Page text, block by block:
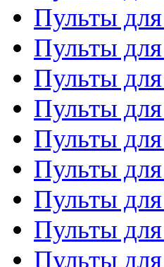
Пульты
Пульты
Пульты
Пульты
Пульты
Пульты
Пульты
Пульты
Пульты